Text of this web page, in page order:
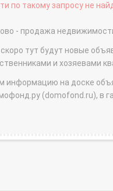
такому запросу не
- продажа
тут будут новые
и хозяевами
на доске
(domofond.ru), в